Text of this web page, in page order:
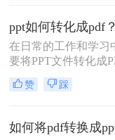
一些实用技巧。
看和分享，或者为了
格式和布局不变。那
转换成PDF版本呢？
几种常见的方法。
在日常的工作和学习
要将PPT文件转化成
更好地进行分享、打
PPT如何转化成PDF
赞 踩